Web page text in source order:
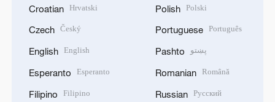
Croatian Hrvatski
Czech Český
English English
Esperanto Esperanto
Filipino Filipino
Polish Polski
Portuguese Português
Pashto پښتو
Romanian Română
Russian Русский